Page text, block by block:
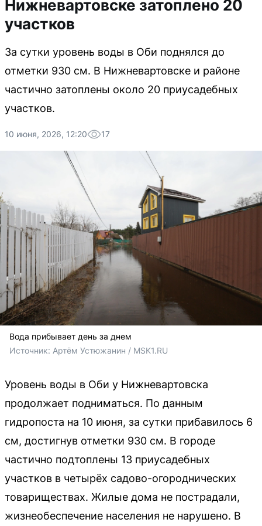
Нижневартовске затоплено 20
участков
За сутки уровень воды в Оби поднялся до
отметки 930 см. В Нижневартовске и районе
частично затоплены около 20 приусадебных
участков.
10 июня, 2026, 12:20 17
Вода прибывает день за днем
Источник: Артём Устюжанин / MSK1.RU
Уровень воды в Оби у Нижневартовска
продолжает подниматься. По данным
гидропоста на 10 июня, за сутки прибавилось 6
см, достигнув отметки 930 см. В городе
частично подтоплены 13 приусадебных
участков в четырёх садово-огороднических
товариществах. Жилые дома не пострадали,
жизнеобеспечение населения не нарушено. В